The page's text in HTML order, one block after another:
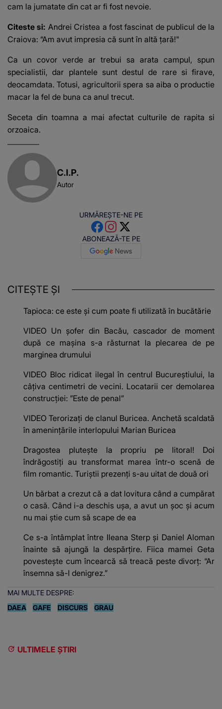
cam la jumatate din cat ar fi fost nevoie.
Citeste si: Andrei Cristea a fost fascinat de publicul de la
Craiova: “Am avut impresia că sunt în altă țară!"
Ca un covor verde ar trebui sa arata campul, spun
specialistii, dar plantele sunt destul de rare si firave,
deocamdata. Totusi, agricultorii spera sa aiba o productie
macar la fel de buna ca anul trecut.
Seceta din toamna a mai afectat culturile de rapita si
orzoaica.
C.I.P.
Autor
URMĂREȘTE-NE PE
ABONEAZĂ-TE PE
CITEȘTE ȘI
Tapioca: ce este și cum poate fi utilizată în bucătărie
VIDEO Un șofer din Bacău, cascador de moment
după ce mașina s-a răsturnat la plecarea de pe
marginea drumului
VIDEO Bloc ridicat ilegal în centrul Bucureștiului, la
câțiva centimetri de vecini. Locatarii cer demolarea
construcției: ”Este de penal”
VIDEO Terorizați de clanul Buricea. Anchetă scaldată
în amenințările interlopului Marian Buricea
Dragostea plutește la propriu pe litoral! Doi
îndrăgostiți au transformat marea într-o scenă de
film romantic. Turiștii prezenți s-au uitat de două ori
Un bărbat a crezut că a dat lovitura când a cumpărat
o casă. Când i-a deschis ușa, a avut un șoc și acum
nu mai știe cum să scape de ea
Ce s-a întâmplat între Ileana Sterp și Daniel Aloman
înainte să ajungă la despărțire. Fiica mamei Geta
povestește cum încearcă să treacă peste divorț: “Ar
însemna să-l denigrez.”
MAI MULTE DESPRE:
DAEA
GAFE DISCURS GRAU
ULTIMELE ȘTIRI